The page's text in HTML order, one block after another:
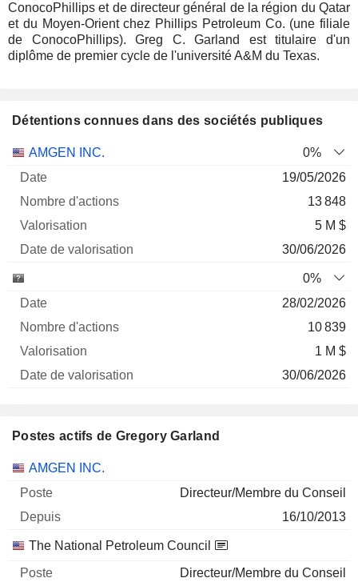
ConocoPhillips et de directeur général de la région du Qatar
et du Moyen-Orient chez Phillips Petroleum Co. (une filiale
de ConocoPhillips). Greg C. Garland est titulaire d'un
diplôme de premier cycle de l'université A&M du Texas.
Détentions connues dans des sociétés publiques
Nombre
AMGEN INC.
0%
19/05/2026
13 848
5 M $
30/06/2026
0%
28/02/2026
10 839
1 M $
30/06/2026
Postes actifs de Gregory Garland
Sociétés Poste
AMGEN INC.
Directeur/Membre du Conseil
16/10/2013
The National Petroleum Council
Directeur/Membre du Conseil